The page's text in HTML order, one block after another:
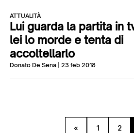
ATTUALITÀ
Lui guarda la partita in
lei lo morde e tenta di
accoltellarlo
Donato De Sena | 23 feb 2018
« 1 2